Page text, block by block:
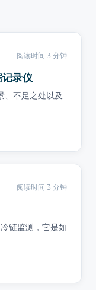
阅读时间 3 分钟
录仪
、不足之处以及
阅读时间 3 分钟
链监测，它是如